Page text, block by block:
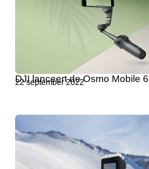
DJI lanceert de Osmo Mobile 6
22 september 2022